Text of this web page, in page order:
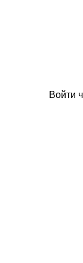
Войти